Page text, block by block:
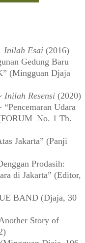
Inilah Esai (2016)
Gedung Baru
(Mingguan Djaja
Inilah Resensi (2020)
Udara
1 Th.
Jakarta” (Panji
Prodasih:
di Jakarta” (Editor,
BAND (Djaja, 30
Story of